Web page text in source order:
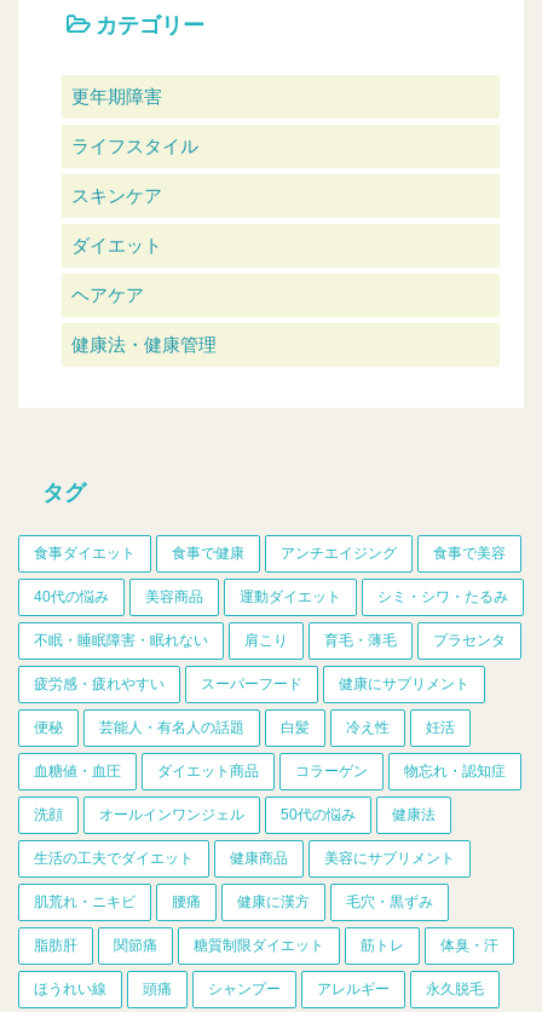
カテゴリー
更年期障害
ライフスタイル
スキンケア
ダイエット
ヘアケア
健康法・健康管理
タグ
食事ダイエット 食事で健康 アンチエイジング 食事で美容
40代の悩み 美容商品 運動ダイエット シミ・シワ・たるみ
不眠・睡眠障害・眠れない 肩こり 育毛・薄毛 プラセンタ
疲労感・疲れやすい スーパーフード 健康にサプリメント
便秘 芸能人・有名人の話題 白髪 冷え性 妊活
血糖値・血圧 ダイエット商品 コラーゲン 物忘れ・認知症
洗顔 オールインワンジェル 50代の悩み 健康法
生活の工夫でダイエット 健康商品 美容にサプリメント
肌荒れ・ニキビ 腰痛 健康に漢方 毛穴・黒ずみ
脂肪肝 関節痛 糖質制限ダイエット 筋トレ 体臭・汗
ほうれい線 頭痛 シャンプー アレルギー 永久脱毛